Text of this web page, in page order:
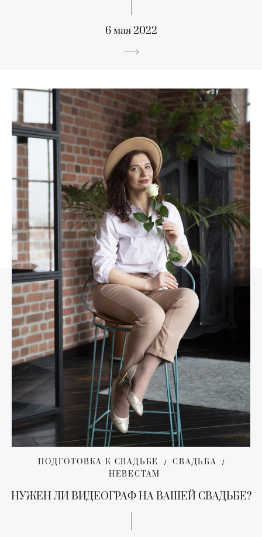
6 мая 2022
ПОДГОТОВКА К СВАДЬБЕ
СВАДЬБА
НЕВЕСТАМ
НУЖЕН ЛИ ВИДЕОГРАФ НА ВАШЕЙ СВАДЬБЕ?